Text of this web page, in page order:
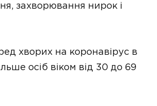
захворювання нирок і
хворих на коронавірус в
осіб віком від 30 до 69